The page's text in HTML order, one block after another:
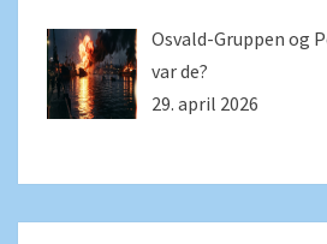
Osvald-Gruppen og
var de?
29. april 2026